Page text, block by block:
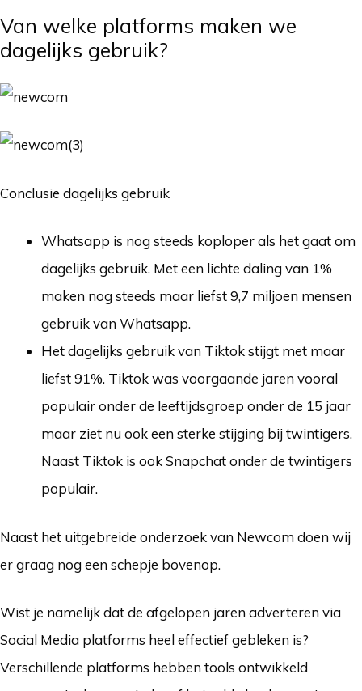
Van welke platforms maken we
dagelijks gebruik?
Conclusie dagelijks gebruik
Whatsapp is nog steeds koploper als het gaat om
dagelijks gebruik. Met een lichte daling van 1%
maken nog steeds maar liefst 9,7 miljoen mensen
gebruik van Whatsapp.
Het dagelijks gebruik van Tiktok stijgt met maar
liefst 91%. Tiktok was voorgaande jaren vooral
populair onder de leeftijdsgroep onder de 15 jaar
maar ziet nu ook een sterke stijging bij twintigers.
Naast Tiktok is ook Snapchat onder de twintigers
populair.
Naast het uitgebreide onderzoek van Newcom doen wij
er graag nog een schepje bovenop.
Wist je namelijk dat de afgelopen jaren adverteren via
Social Media platforms heel effectief gebleken is?
Verschillende platforms hebben tools ontwikkeld